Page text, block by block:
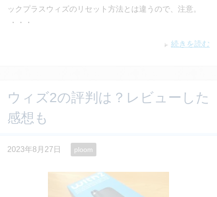
ックプラスウィズのリセット方法とは違うので、注意。
・・・
続きを読む
ウィズ2の評判は？レビューした
感想も
2023年8月27日 ploom